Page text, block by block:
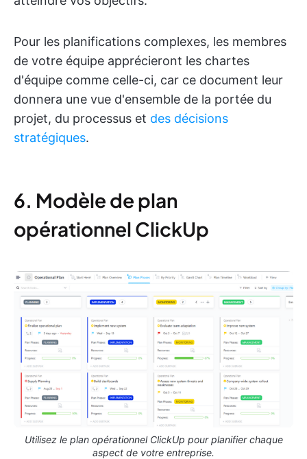
Pour les planifications complexes, les membres
de votre équipe apprécieront les chartes
d'équipe comme celle-ci, car ce document leur
donnera une vue d'ensemble de la portée du
projet, du processus et des décisions
stratégiques.
6. Modèle de plan
opérationnel ClickUp
Utilisez le plan opérationnel ClickUp pour planifier chaque
aspect de votre entreprise.